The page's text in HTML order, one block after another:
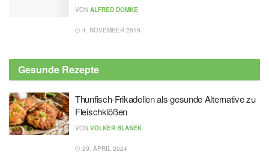
VON ALFRED DOMKE
4. NOVEMBER 2019
Gesunde Rezepte
Thunfisch-Frikadellen als gesunde Alternative zu
Fleischklößen
VON VOLKER BLASEK
29. APRIL 2024